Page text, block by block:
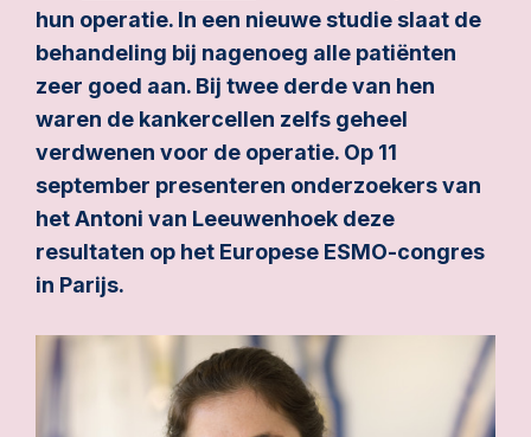
hun operatie. In een nieuwe studie slaat de
behandeling bij nagenoeg alle patiënten
zeer goed aan. Bij twee derde van hen
waren de kankercellen zelfs geheel
verdwenen voor de operatie. Op 11
september presenteren onderzoekers van
het Antoni van Leeuwenhoek deze
resultaten op het Europese ESMO-congres
in Parijs.